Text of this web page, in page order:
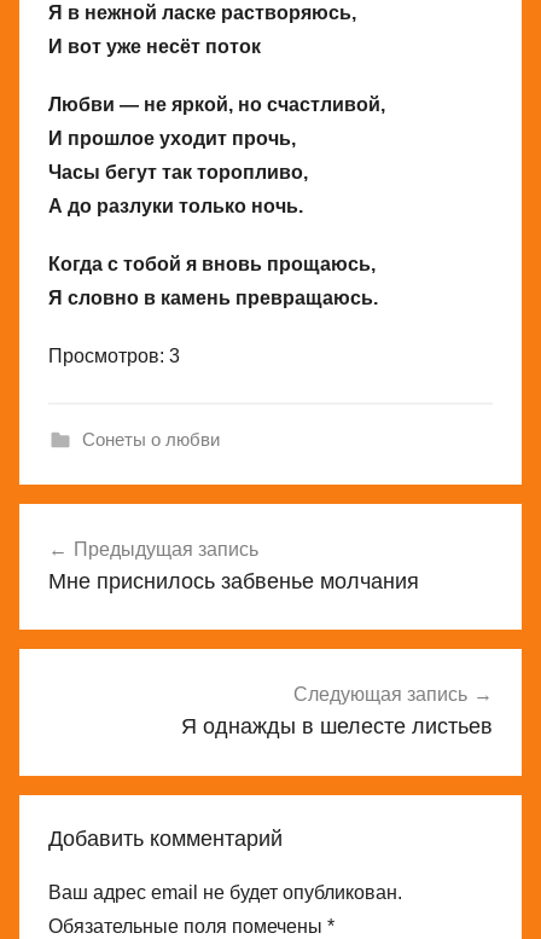
Я в нежной ласке растворяюсь,
И вот уже несёт поток
Любви — не яркой, но счастливой,
И прошлое уходит прочь,
Часы бегут так торопливо,
А до разлуки только ночь.
Когда с тобой я вновь прощаюсь,
Я словно в камень превращаюсь.
Просмотров: 3
Сонеты о любви
по
Предыдущая запись
Мне приснилось забвенье молчания
Следующая запись
Я однажды в шелесте листьев
Добавить комментарий
Ваш адрес email не будет опубликован.
Обязательные поля помечены *